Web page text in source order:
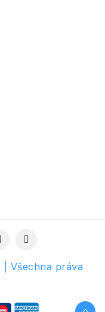
Všechna práva